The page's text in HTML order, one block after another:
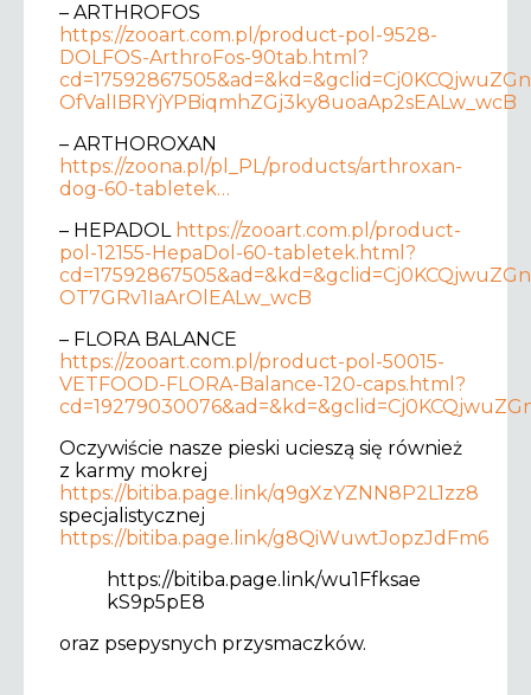
– ARTHROFOS
https://zooart.com.pl/product-pol-9528-
DOLFOS-ArthroFos-90tab.html?
OfValIBRYjYPBiqmhZGj3ky8uoaAp2sEALw_wcB
– ARTHOROXAN
https://zoona.pl/pl_PL/products/arthroxan-
dog-60-tabletek…
– HEPADOL https://zooart.com.pl/product-
pol-12155-HepaDol-60-tabletek.html?
OT7GRv1IaArOlEALw_wcB
– FLORA BALANCE
https://zooart.com.pl/product-pol-50015-
VETFOOD-FLORA-Balance-120-caps.html?
Oczywiście nasze pieski ucieszą się również
z karmy mokrej
https://bitiba.page.link/q9gXzYZNN8P2L1zz8
specjalistycznej
https://bitiba.page.link/g8QiWuwtJopzJdFm6
https://bitiba.page.link/wu1Ffksae
kS9p5pE8
oraz psepysnych przysmaczków.